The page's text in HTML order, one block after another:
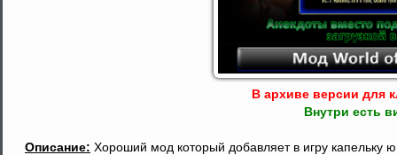
В архиве версии для
Внутри есть
Описание: Хороший мод который добавляет в игру